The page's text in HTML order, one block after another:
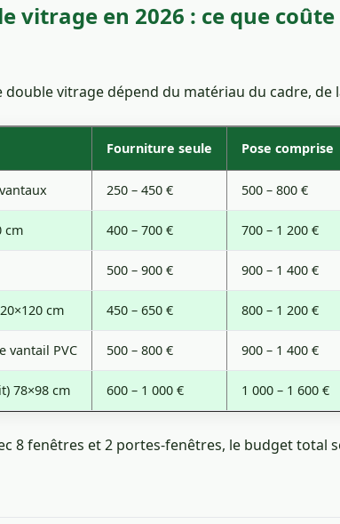
vitrage en 2026 : ce que
vitrage dépend du matériau du cadre, de
Fourniture seule Pose comprise
250 – 450 € 500 – 800 €
cm 400 – 700 € 700 – 1 200 €
500 – 900 € 900 – 1 400 €
cm 450 – 650 € 800 – 1 200 €
vantail PVC 500 – 800 € 900 – 1 400 €
78×98 cm 600 – 1 000 € 1 000 – 1 600 €
8 fenêtres et 2 portes-fenêtres, le budget total